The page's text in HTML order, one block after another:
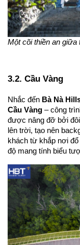
Một cõi thiền an giữa
3.2. Cầu Vàng
Nhắc đến Bà Nà
Cầu Vàng – công
được nâng đỡ bởi
lên trời, tạo nên
khách từ khắp nơi
độ mang tính biểu